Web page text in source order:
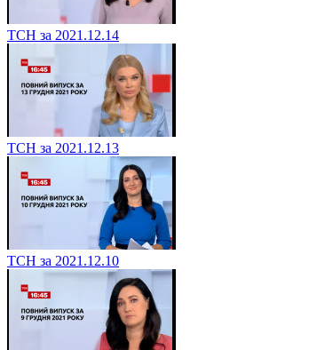
ТСН за 2021.12.14
ТСН за 2021.12.13
ТСН за 2021.12.10